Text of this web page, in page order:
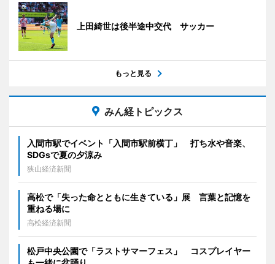
上田綺世は後半途中交代 サッカー
もっと見る
みん経トピックス
入間市駅でイベント「入間市駅前横丁」 打ち水や音楽、
SDGsで夏の夕涼み
狭山経済新聞
高松で「失った命とともに生きている」展 言葉と記憶を
重ねる場に
高松経済新聞
松戸中央公園で「ラストサマーフェス」 コスプレイヤー